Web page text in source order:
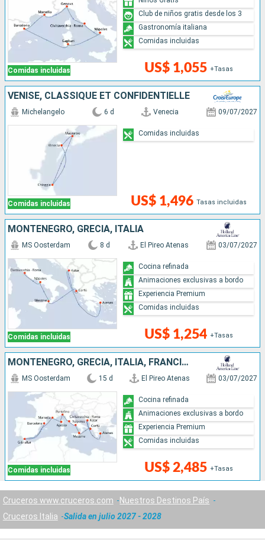
Comidas incluidas US$ 1,055 +Tasas
Club de niños gratis desde los 3
Gastronomía italiana
Comidas incluidas
VENISE, CLASSIQUE ET CONFIDENTIELLE
Comidas incluidas
Michelangelo 6 d Venecia 09/07/2027
US$ 1,496 Tasas incluidas
Comidas incluidas
MONTENEGRO, GRECIA, ITALIA
Comidas incluidas
MS Oosterdam 8 d El Pireo Atenas 03/07/2027
US$ 1,254 +Tasas
Cocina refinada
Animaciones exclusivas a bordo
Experiencia Premium
Comidas incluidas
MONTENEGRO, GRECIA, ITALIA, FRANCIA, ESPAÑA
Comidas incluidas
MS Oosterdam 15 d El Pireo Atenas 03/07/2027
US$ 2,485 +Tasas
Cocina refinada
Animaciones exclusivas a bordo
Experiencia Premium
Comidas incluidas
Cruceros www.cruceros.com
Nuestros Destinos País
Cruceros Italia
Salida en julio 2027 - 2028